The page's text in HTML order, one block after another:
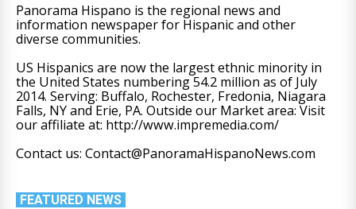
Panorama Hispano is the regional news and
information newspaper for Hispanic and other
diverse communities.
US Hispanics are now the largest ethnic minority in
the United States numbering 54.2 million as of July
2014. Serving: Buffalo, Rochester, Fredonia, Niagara
Falls, NY and Erie, PA. Outside our Market area: Visit
our affiliate at: http://www.impremedia.com/
Contact us: Contact@PanoramaHispanoNews.com
FEATURED NEWS